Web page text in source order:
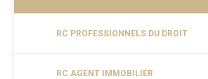
RC PROFESSIONNELS DU DROIT
RC AGENT IMMOBILIER